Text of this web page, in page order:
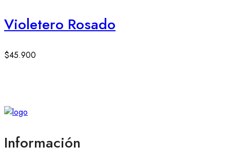
Violetero Rosado
$45.900
Información